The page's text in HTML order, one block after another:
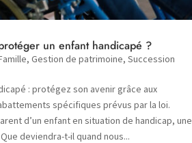
un enfant handicapé ?
, Gestion de patrimoine, Succession
: protégez son avenir grâce aux
spécifiques prévus par la loi.
d’un enfant en situation de handicap, une
deviendra-t-il quand nous...